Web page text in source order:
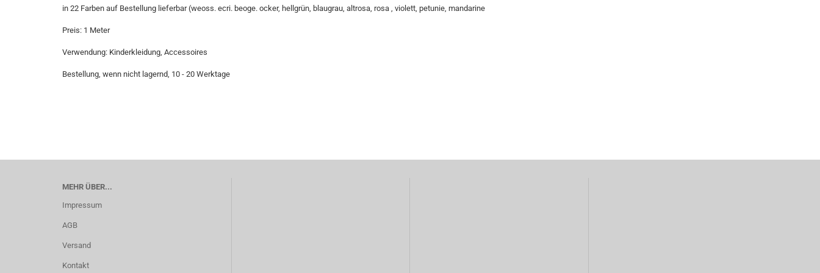
in 22 Farben auf Bestellung lieferbar (weoss. ecri. beoge. ocker, hellgrün, blaugrau, altrosa, rosa , violett, petunie, mandarine
Preis: 1 Meter
Verwendung: Kinderkleidung, Accessoires
Bestellung, wenn nicht lagernd, 10 - 20 Werktage
MEHR ÜBER...
Impressum
AGB
Versand
Kontakt